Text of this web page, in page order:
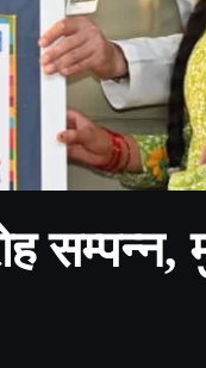
सम्पन्न,